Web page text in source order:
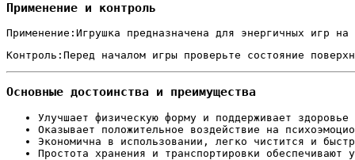
Применение и контроль
Применение:Игрушка предназначена для энергичных игр
Контроль:Перед началом игры проверьте состояние
Основные достоинства и преимущества
Улучшает физическую форму и поддерживает
Оказывает положительное воздействие на
Экономична в использовании, легко чистится и
Простота хранения и транспортировки